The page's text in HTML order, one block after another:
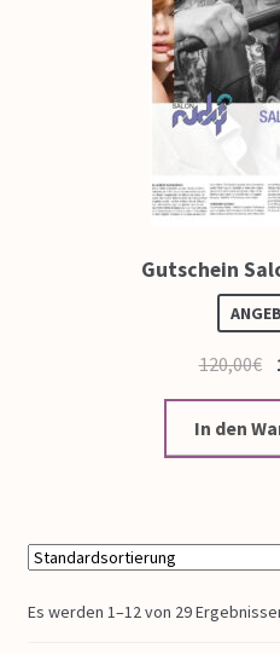
Gutschein
120,00€
In den
Es werden 1–12 von 29